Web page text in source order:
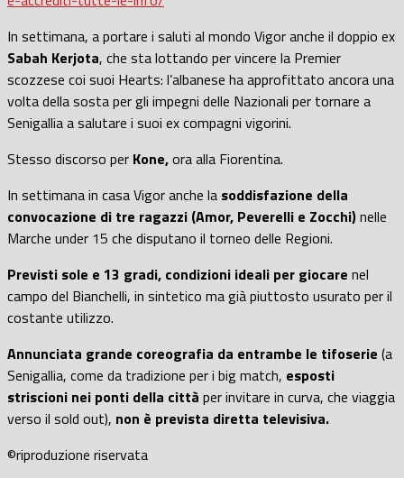
In settimana, a portare i saluti al mondo Vigor anche il doppio ex
Sabah Kerjota, che sta lottando per vincere la Premier
scozzese coi suoi Hearts: l’albanese ha approfittato ancora una
volta della sosta per gli impegni delle Nazionali per tornare a
Senigallia a salutare i suoi ex compagni vigorini.
Stesso discorso per Kone,ora alla Fiorentina.
In settimana in casa Vigor anche la soddisfazione della
convocazione di tre ragazzi (Amor, Peverelli e Zocchi)nelle
Marche under 15 che disputano il torneo delle Regioni.
Previsti sole e 13 gradi, condizioni ideali per giocare nel
campo del Bianchelli, in sintetico ma già piuttosto usurato per il
costante utilizzo.
Annunciata grande coreografia da entrambe le tifoserie (a
Senigallia, come da tradizione per i big match, esposti
striscioni nei ponti della città per invitare in curva, che viaggia
verso il sold out), non è prevista diretta televisiva.
©riproduzione riservata